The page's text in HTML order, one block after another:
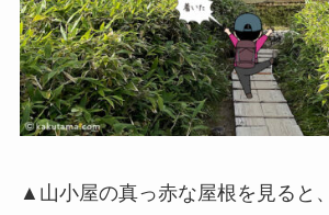
▲山小屋の真っ赤な屋根を見ると